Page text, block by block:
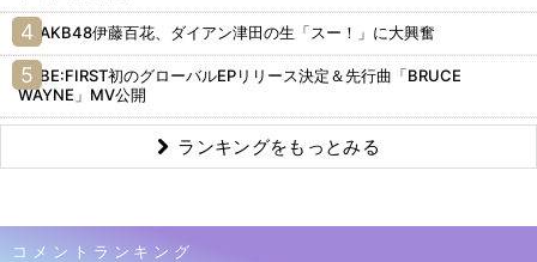
AKB48伊藤百花、ダイアン津田の生「スー！」に大興奮
BE:FIRST初のグローバルEPリリース決定＆先行曲「BRUCE
WAYNE」MV公開
ランキングをもっとみる
コメントランキング